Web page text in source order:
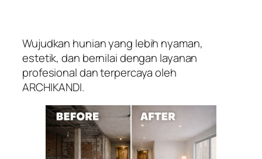
Wujudkan hunian yang lebih nyaman,
estetik, dan bernilai dengan layanan
profesional dan terpercaya oleh
ARCHIKANDI.